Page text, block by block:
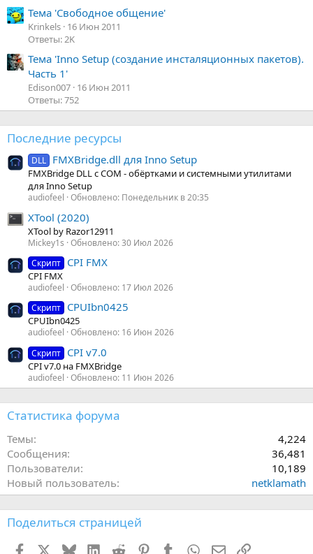
Тема 'Свободное общение'
Krinkels 16 Июн 2011
Ответы: 2K
Тема 'Inno Setup (создание инсталяционных пакетов).
Часть 1'
Edison007 16 Июн 2011
Ответы: 752
Последние ресурсы
DLL FMXBridge.dll для Inno Setup
FMXBridge DLL с COM - обёртками и системными утилитами
для Inno Setup
audiofeel Обновлено: Понедельник в 20:35
XTool (2020)
XTool by Razor12911
Mickey1s Обновлено:30 Июл 2026
Скрипт CPI FMX
CPI FMX
audiofeel Обновлено: 17 Июл 2026
Скрипт CPUIbn0425
CPUIbn0425
audiofeel Обновлено: 16 Июн 2026
Скрипт CPI v7.0
CPI v7.0 на FMXBridge
audiofeel Обновлено: 11 Июн 2026
Статистика форума
Темы
4,224
Сообщения
36,481
Пользователи
10,189
Новый пользователь
netklamath
Поделиться страницей
FacebookX (Twitter)
BlueskyLinkedInReddit PinterestTumblr WhatsApp
Электронная
Ссылка